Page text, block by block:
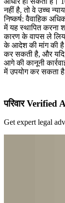
नहीं है, तो वे उच्च
निष्कर्ष: वैवाहिक
में यह स्थापित करना
कारण के वापस ले
के आदेश की मांग की
कर सकती है, और यदि
आगे की कानूनी
में उपयोग कर सकता
परिवार Verified
Get expert legal